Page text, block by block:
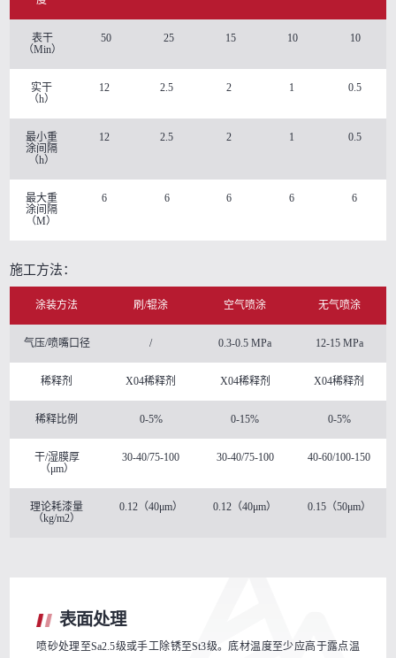
表干
（Min）
50 25 15 10 10
实干
（h）
12 2.5 2 1 0.5
最小重
涂间隔
（h）
12 2.5 2 1 0.5
最大重
涂间隔
（M）
6 6 6 6 6
施工方法：
涂装方法 刷/辊涂 空气喷涂 无气喷涂
气压/喷嘴口径 / 0.3-0.5 MPa 12-15 MPa
稀释剂 X04稀释剂 X04稀释剂 X04稀释剂
稀释比例 0-5% 0-15% 0-5%
干/湿膜厚
（μm）
30-40/75-100 30-40/75-100 40-60/100-150
理论耗漆量
（kg/m2）
0.12（40μm） 0.12（40μm） 0.15（50μm）
表面处理
喷砂处理至Sa2.5级或手工除锈至St3级。底材温度至少应高于露点温